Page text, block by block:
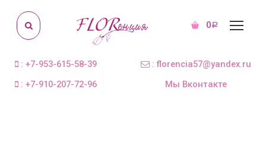
0Р
: +7-953-615-58-39
: +7-910-207-72-96
: florencia57@yandex.ru
Мы Вконтакте